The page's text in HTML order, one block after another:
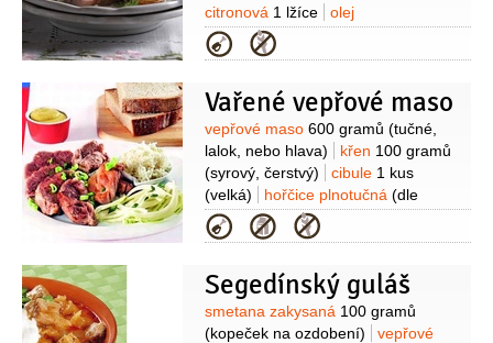
citronová 1 lžíce
olej
olivový
pepř
600 gramů (panenka)
Kategorie
Vařené vepřové maso
Suroviny
vepřové maso 600 gramů (tučné,
lalok, nebo hlava)
křen 100 gramů
(syrový, čerstvý)
cibule 1 kus
(velká)
hořčice plnotučná (dle
chuti)
cibule(nakrájená nať)
1 špetka (podle chuti)
Kategorie
Segedínský guláš
Suroviny
smetana zakysaná 100 gramů
(kopeček na ozdobení)
vepřové